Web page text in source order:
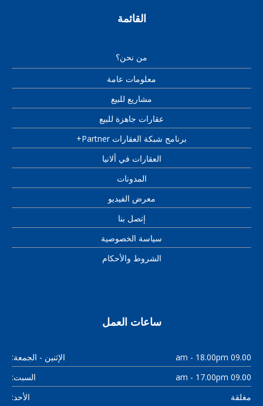
القائمة
من نحن؟
معلومات عامة
مشاريع للبيع
عقارات جاهزة للبيع
برنامج شبكة العقارات Partner+
العقارات في ألانيا
المدونات
معرض الفيديو
إتصل بنا
سياسة الخصوصية
الشروط والأحكام
ساعات العمل
الإثنين - الجمعة:
09.00 am - 18.00pm
السبت:
09.00 am - 17.00pm
الأحد:
مغلقة